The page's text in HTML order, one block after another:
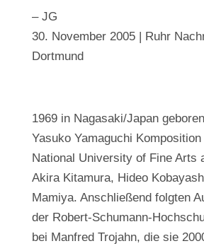
– JG
30. November 2005 | Ruhr
Dortmund
1969 in Nagasaki/Japan
Yasuko Yamaguchi
National University of Fine Arts
Akira Kitamura, Hideo
Mamiya. Anschließend folgten
der Robert-Schumann-
bei Manfred Trojahn, die sie